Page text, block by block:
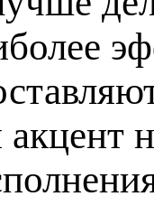
акцент